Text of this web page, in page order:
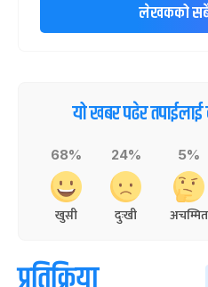
लेखकको
यो खबर पढेर
68%
खुसी
24%
दुःखी
5%
अचम्मित